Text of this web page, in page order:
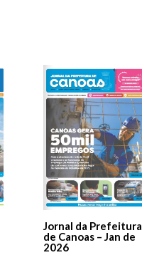
Jornal da Prefeitura
de Canoas – Jan de
2026